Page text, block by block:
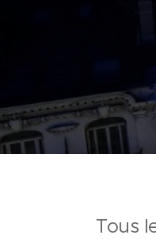
Tous